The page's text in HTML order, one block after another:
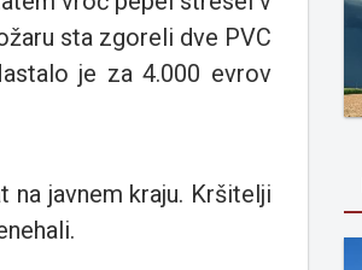
sta zgoreli dve PVC
je za 4.000 evrov
javnem kraju. Kršitelji